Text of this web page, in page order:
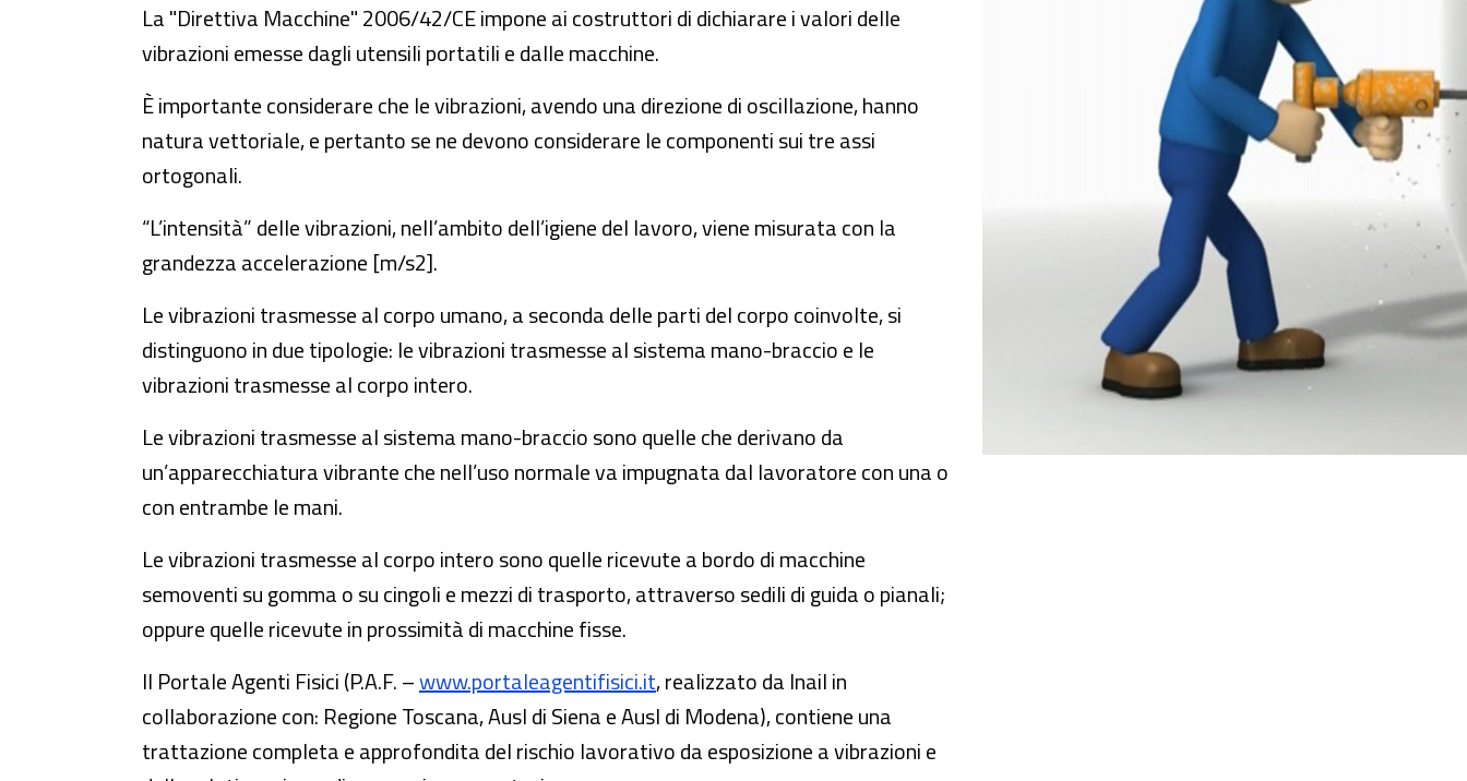
La "Direttiva Macchine" 2006/42/CE impone ai costruttori di dichiarare i valori delle
vibrazioni emesse dagli utensili portatili e dalle macchine.
È importante considerare che le vibrazioni, avendo una direzione di oscillazione, hanno
natura vettoriale, e pertanto se ne devono considerare le componenti sui tre assi
ortogonali.
“L’intensità” delle vibrazioni, nell’ambito dell’igiene del lavoro, viene misurata con la
grandezza accelerazione [m/s2].
Le vibrazioni trasmesse al corpo umano, a seconda delle parti del corpo coinvolte, si
distinguono in due tipologie: le vibrazioni trasmesse al sistema mano-braccio e le
vibrazioni trasmesse al corpo intero.
Le vibrazioni trasmesse al sistema mano-braccio sono quelle che derivano da
un’apparecchiatura vibrante che nell’uso normale va impugnata dal lavoratore con una o
con entrambe le mani.
Le vibrazioni trasmesse al corpo intero sono quelle ricevute a bordo di macchine
semoventi su gomma o su cingoli e mezzi di trasporto, attraverso sedili di guida o pianali;
oppure quelle ricevute in prossimità di macchine fisse.
Il Portale Agenti Fisici (P.A.F. –www.portaleagentifisici.it, realizzato da Inail in
collaborazione con: Regione Toscana, Ausl di Siena e Ausl di Modena), contiene una
trattazione completa e approfondita del rischio lavorativo da esposizione a vibrazioni e